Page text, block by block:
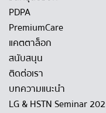
PDPA
PremiumCare
แคตตาล็อก
สนับสนุน
ติดต่อเรา
บทความแนะนำ
LG & HSTN Seminar